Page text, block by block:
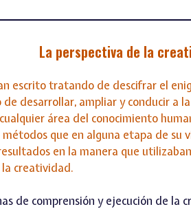
La perspectiva de la
escrito tratando de descifrar el
desarrollar, ampliar y conducir a
área del conocimiento
que en alguna etapa de su
en la manera que
creatividad.
de comprensión y ejecución de la